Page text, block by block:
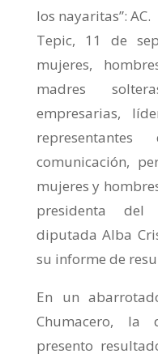
los nayaritas”: AC.
Tepic, 11 de
mujeres,
madres
empresarias,
comunicación,
mujeres y
presidenta del
diputada Alba
su informe de
En un
Chumacero, la
presento